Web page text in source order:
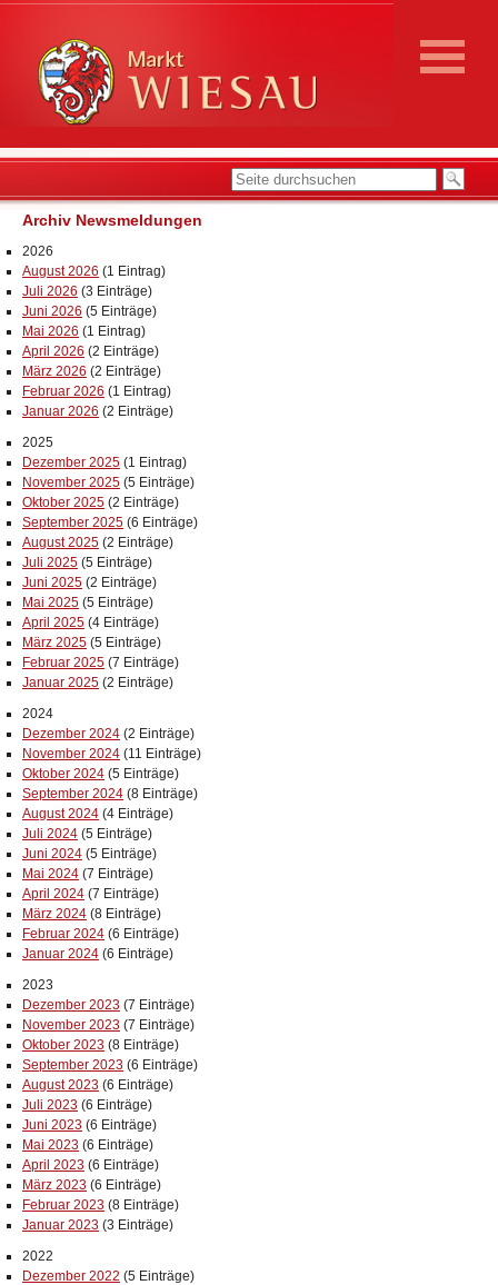
Archiv Newsmeldungen
2026
August 2026 (1 Eintrag)
Juli 2026 (3 Einträge)
Juni 2026 (5 Einträge)
Mai 2026 (1 Eintrag)
April 2026 (2 Einträge)
März 2026 (2 Einträge)
Februar 2026 (1 Eintrag)
Januar 2026 (2 Einträge)
2025
Dezember 2025 (1 Eintrag)
November 2025 (5 Einträge)
Oktober 2025 (2 Einträge)
September 2025 (6 Einträge)
August 2025 (2 Einträge)
Juli 2025 (5 Einträge)
Juni 2025 (2 Einträge)
Mai 2025 (5 Einträge)
April 2025 (4 Einträge)
März 2025 (5 Einträge)
Februar 2025 (7 Einträge)
Januar 2025 (2 Einträge)
2024
Dezember 2024 (2 Einträge)
November 2024 (11 Einträge)
Oktober 2024 (5 Einträge)
September 2024 (8 Einträge)
August 2024 (4 Einträge)
Juli 2024 (5 Einträge)
Juni 2024 (5 Einträge)
Mai 2024 (7 Einträge)
April 2024 (7 Einträge)
März 2024 (8 Einträge)
Februar 2024 (6 Einträge)
Januar 2024 (6 Einträge)
2023
Dezember 2023 (7 Einträge)
November 2023 (7 Einträge)
Oktober 2023 (8 Einträge)
September 2023 (6 Einträge)
August 2023 (6 Einträge)
Juli 2023 (6 Einträge)
Juni 2023 (6 Einträge)
Mai 2023 (6 Einträge)
April 2023 (6 Einträge)
März 2023 (6 Einträge)
Februar 2023 (8 Einträge)
Januar 2023 (3 Einträge)
2022
Dezember 2022 (5 Einträge)